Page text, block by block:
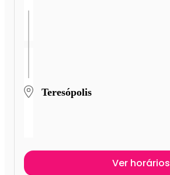
Teresópolis
Ver horários